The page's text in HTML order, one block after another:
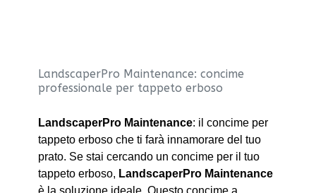
LandscaperPro Maintenance: concime
professionale per tappeto erboso
LandscaperPro Maintenance: il concime per
tappeto erboso che ti farà innamorare del tuo
prato. Se stai cercando un concime per il tuo
tappeto erboso, LandscaperPro Maintenance